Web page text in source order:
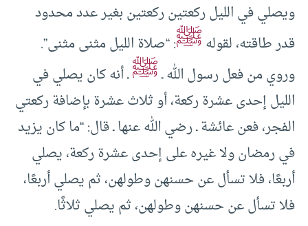
ويصلي في الليل ركعتين ركعتين بغير عدد محدود
قدر طاقته، لقولهﷺ: “صلاة الليل مثنى مثنى”.
وروي من فعل رسول الله ـﷺـ أنه كان يصلي في
الليل إحدى عشرة ركعة، أو ثلاث عشرة بإضافة ركعتي
الفجر، فعن عائشة ـ رضي الله عنها ـ قال: “ما كان يزيد
في رمضان ولا غيره على إحدى عشرة ركعة، يصلي
أربعًا، فلا تسأل عن حسنهن وطولهن، ثم يصلي أربعًا،
فلا تسأل عن حسنهن وطولهن، ثم يصلي ثلاثًا.